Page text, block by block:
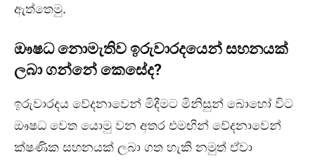
ඇත්තෙමු.
ඖෂධ නොමැතිව ඉරුවාරදයෙන් සහනයක්
ලබා ගන්නේ කෙසේද?
ඉරුවාරදය වේදනාවෙන් මිදීමට මිනිසුන් බොහෝ විට
ඖෂධ වෙත යොමු වන අතර එමඟින් වේදනාවෙන්
ක්ෂණික සහනයක් ලබා ගත හැකි නමුත් ඒවා